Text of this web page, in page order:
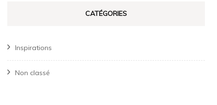
CATÉGORIES
Inspirations
Non classé